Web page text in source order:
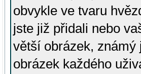
obvykle ve tvaru
jste již přidali nebo
větší obrázek, známý
obrázek každého